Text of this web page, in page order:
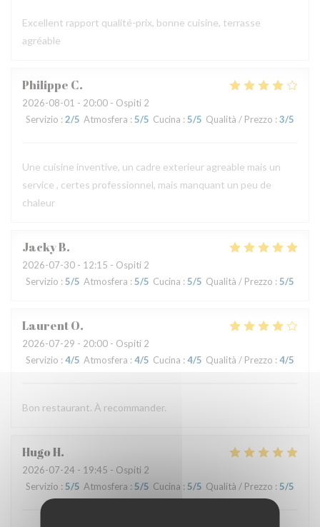
Excellent rapport qualité-prix, bonne cuisine, terrasse
agréable
Philippe C
2026-08-01 - 20:00 - Ospiti 2
Servizio : 2/5 Atmosfera : 5/5 Cucina : 5/5 Qualità / Prezzo : 3/5
Une cuisine inventive, un cadre exterieur agreable mais un
service , certes professionnel, mais manquant un peu de
chaleur
JackyB
2026-07-30 - 12:15 - Ospiti 2
Servizio : 5/5 Atmosfera : 5/5 Cucina : 5/5 Qualità / Prezzo : 5/5
LaurentO
2026-07-29 - 20:00 - Ospiti 2
Servizio : 4/5 Atmosfera : 4/5 Cucina : 4/5 Qualità / Prezzo : 4/5
Bon restaurant. À recommander.
HugoH
2026-07-24 - 19:45 - Ospiti 2
Servizio : 5/5 Atmosfera : 5/5 Cucina : 5/5 Qualità / Prezzo : 5/5